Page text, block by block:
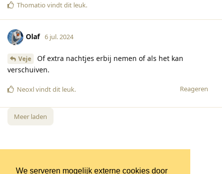
We serveren mogelijk externe cookies door
Thomatio vindt dit leuk.
Olaf 6 jul. 2024
Veje
Of extra nachtjes erbij nemen of als het kan
verschuiven.
Reageren
Neoxlvindt dit leuk.
Meer laden